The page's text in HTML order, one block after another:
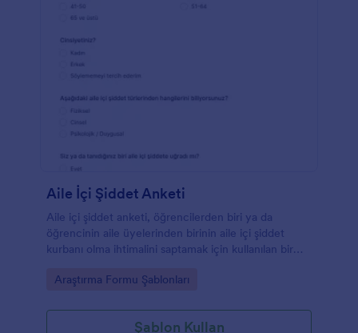
Aile İçi Şiddet Anketi
Aile içi şiddet anketi, öğrencilerden biri ya da
öğrencinin aile üyelerinden birinin aile içi şiddet
kurbanı olma ihtimalini saptamak için kullanılan bir
Go to Category:
Araştırma Formu Şablonları
Şablon Kullan